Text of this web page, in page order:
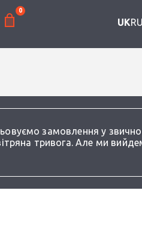
замовлення у
тривога. Але ми
0
UKRU